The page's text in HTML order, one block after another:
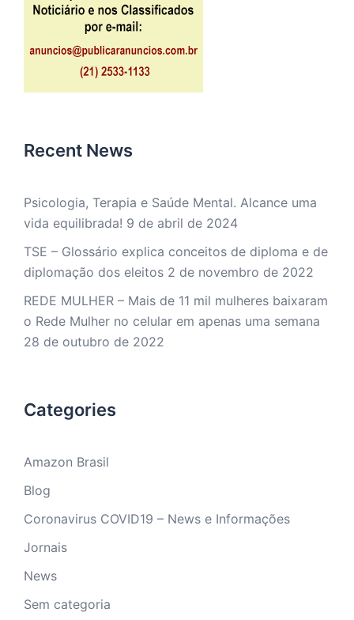
Recent News
Psicologia, Terapia e Saúde Mental. Alcance uma
vida equilibrada! 9 de abril de 2024
TSE – Glossário explica conceitos de diploma e de
diplomação dos eleitos 2 de novembro de 2022
REDE MULHER – Mais de 11 mil mulheres baixaram
o Rede Mulher no celular em apenas uma semana
28 de outubro de 2022
Categories
Amazon Brasil
Blog
Coronavirus COVID19 – News e Informações
Jornais
News
Sem categoria